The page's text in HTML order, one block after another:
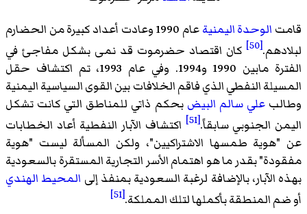
قامت الوحدة اليمنية
عام 1990 وعادت أعداد كبيرة من الحضارم
لبلادهم.[50]
كان اقتصاد حضرموت قد نمى بشكل مفاجئ في
الفترة مابين 1990 و1994. وفي عام 1993، تم اكتشاف حقل
المسيلة النفطي الذي فاقم الخلافات بين القوى السياسية اليمنية
وطالبعلي سالم البيض بحكم ذاتي للمناطق التي كانت تشكل
اليمن الجنوبي سابقاً.[51]
اكتشاف الآبار النفطية أعاد الخطابات
عن "هوية طمسها الاشتراكيين"، ولكن المسألة ليست "هوية
مفقودة" بقدر ما هو اهتمام الأسر التجارية المستقرة بالسعودية
بهذه الآبار، بالإضافة لرغبة السعودية بمنفذ إلى المحيط الهندي
أو ضم المنطقة بأكملها لتلك المملكة.[51]